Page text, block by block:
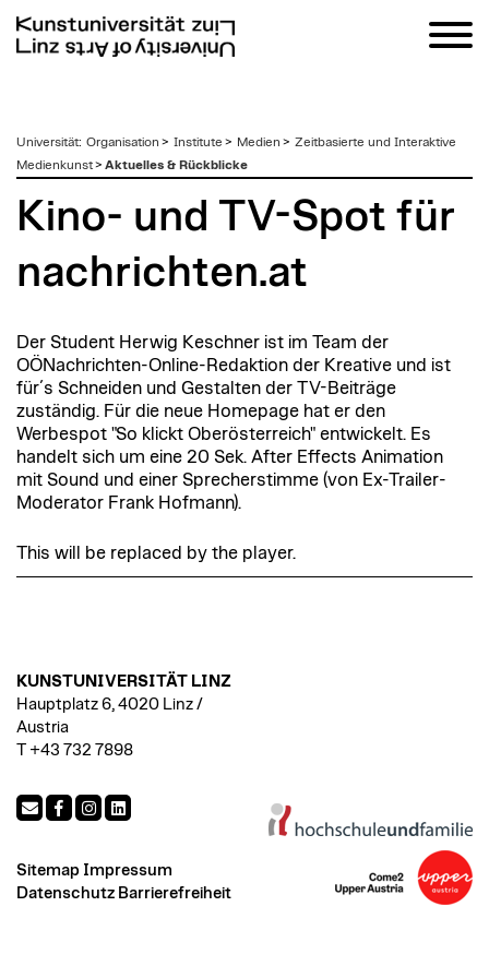
zum
Inhalt
Universität: Organisation > Institute > Medien > Zeitbasierte und Interaktive
Medienkunst> Aktuelles & Rückblicke
Kino- und TV-Spot für
nachrichten.at
Der Student Herwig Keschner ist im Team der
OÖNachrichten-Online-Redaktion der Kreative und ist
für´s Schneiden und Gestalten der TV-Beiträge
zuständig. Für die neue Homepage hat er den
Werbespot "So klickt Oberösterreich" entwickelt. Es
handelt sich um eine 20 Sek. After Effects Animation
mit Sound und einer Sprecherstimme (von Ex-Trailer-
Moderator Frank Hofmann).
This will be replaced by the player.
KUNSTUNIVERSITÄT LINZ
Hauptplatz 6, 4020 Linz /
Austria
T +43 732 7898
Sitemap Impressum
Datenschutz Barrierefreiheit